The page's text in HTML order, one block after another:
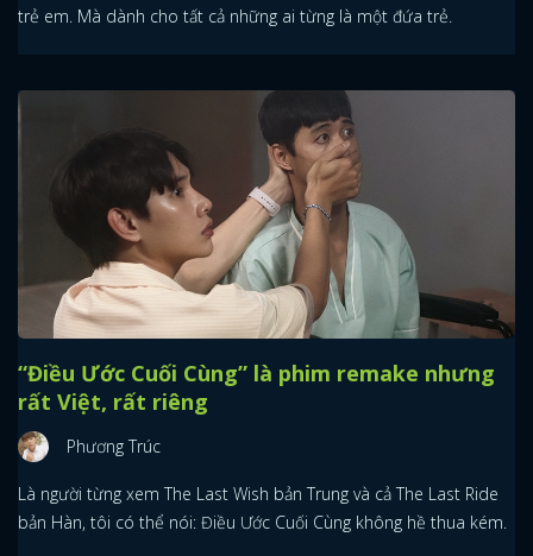
trẻ em. Mà dành cho tất cả những ai từng là một đứa trẻ.
“Điều Ước Cuối Cùng” là phim remake nhưng
rất Việt, rất riêng
Phương Trúc
Là người từng xem The Last Wish bản Trung và cả The Last Ride
bản Hàn, tôi có thể nói: Điều Ước Cuối Cùng không hề thua kém.